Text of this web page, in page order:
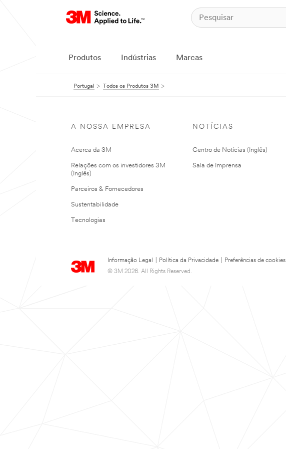
Produtos Indústrias Marcas
Portugal Todos os Produtos 3M
A NOSSA EMPRESA
Acerca da 3M
Relações com os investidores 3M
(Inglês)
Parceiros & Fornecedores
Sustentabilidade
Tecnologias
NOTÍCIAS
Centro de Notícias (Inglês)
Sala de Imprensa
Informação Legal Política da Privacidade
Preferências de cookies
© 3M 2026. All Rights Reserved.